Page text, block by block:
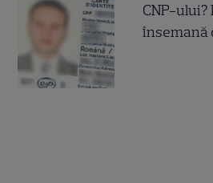
CNP-ului?
însemană